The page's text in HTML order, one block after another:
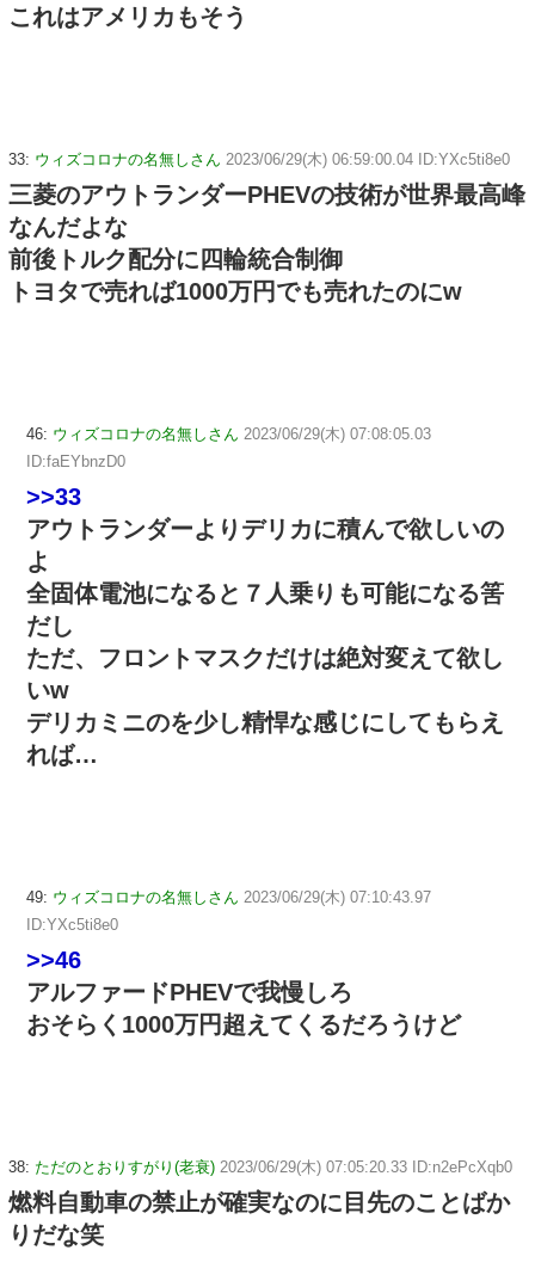
これはアメリカもそう
33: ウィズコロナの名無しさん 2023/06/29(木) 06:59:00.04 ID:YXc5ti8e0
三菱のアウトランダーPHEVの技術が世界最高峰
なんだよな
前後トルク配分に四輪統合制御
トヨタで売れば1000万円でも売れたのにw
46: ウィズコロナの名無しさん 2023/06/29(木) 07:08:05.03
ID:faEYbnzD0
>>33
アウトランダーよりデリカに積んで欲しいの
よ
全固体電池になると７人乗りも可能になる筈
だし
ただ、フロントマスクだけは絶対変えて欲し
いw
デリカミニのを少し精悍な感じにしてもらえ
れば…
49: ウィズコロナの名無しさん 2023/06/29(木) 07:10:43.97
ID:YXc5ti8e0
>>46
アルファードPHEVで我慢しろ
おそらく1000万円超えてくるだろうけど
38: ただのとおりすがり(老衰) 2023/06/29(木) 07:05:20.33 ID:n2ePcXqb0
燃料自動車の禁止が確実なのに目先のことばか
りだな笑